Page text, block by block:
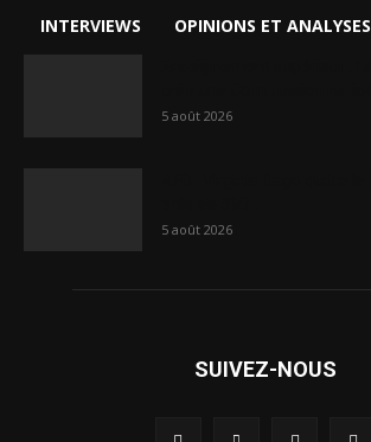
INTERVIEWS OPINIONS ET ANALYSES
5 août 2026
5 août 2026
SUIVEZ-NOUS